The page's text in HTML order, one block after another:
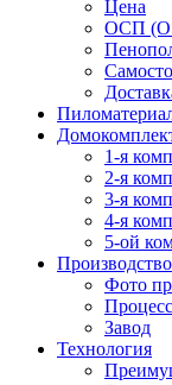
Цена
ОСП
1-я
2-я
3-я
4-я
5-ой
Производство
Фото
Завод
Технология